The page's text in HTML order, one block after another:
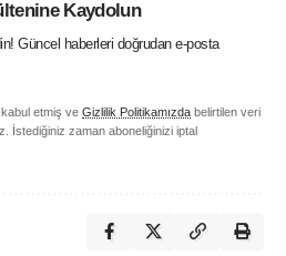
Kaydolun
Güncel haberleri doğrudan e-posta
kabul etmiş ve Gizlilik Politikamızda belirtilen veri
İstediğiniz zaman aboneliğinizi iptal